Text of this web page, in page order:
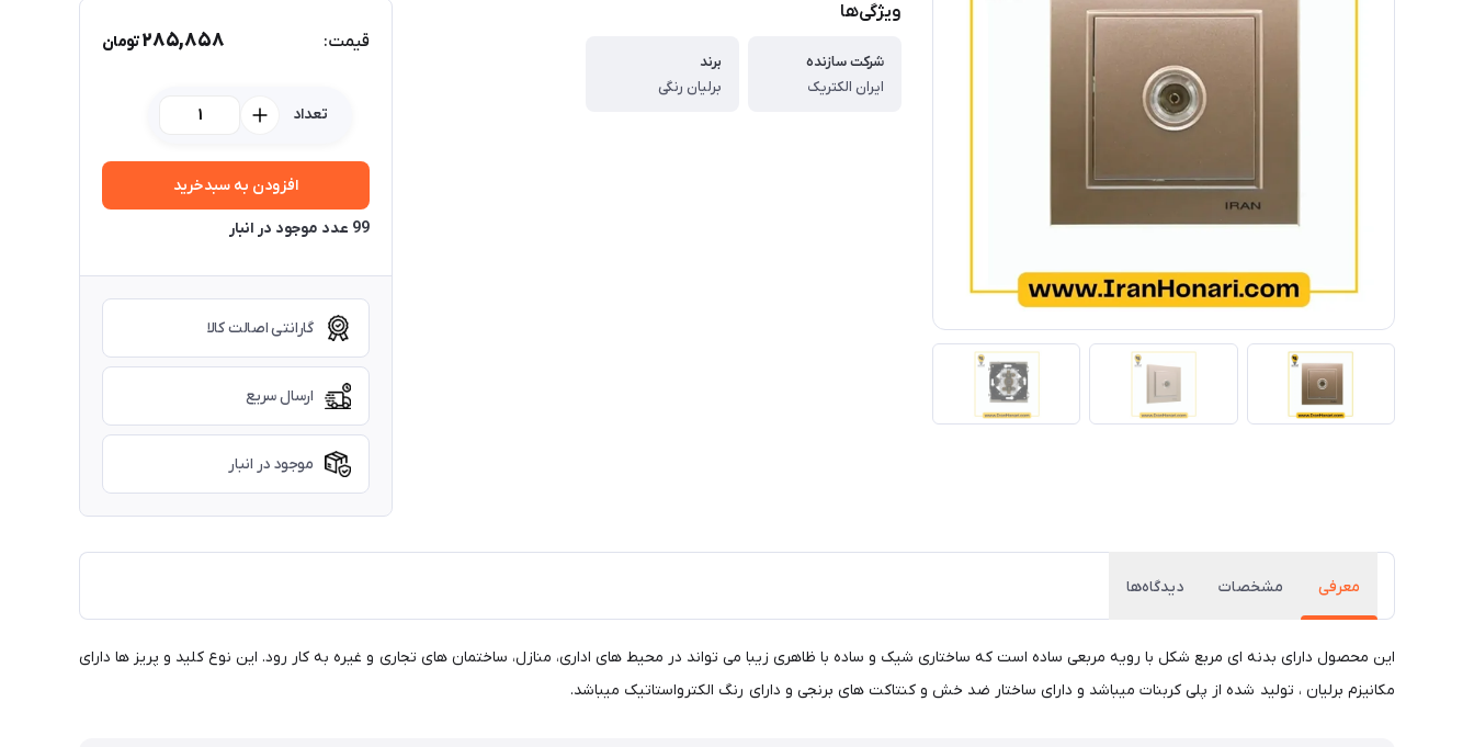
ویژگی‌ها
شرکت سازنده
ایران الکتریک
برند
برلیان رنگی
قیمت: 285,858تومان
تعداد
افزودن به سبدخرید
99 عدد موجود در انبار
گارانتی اصالت کالا
ارسال سریع
موجود در انبار
معرفی مشخصات دیدگاه‌ها
این محصول دارای بدنه ای مربع شکل با رویه مربعی ساده است که ساختاری شیک و ساده با ظاهری زیبا می تواند در محیط های اداری، منازل، ساختمان های تجاری و غیره به کار رود. این نوع کلید و پریز ها دارای
مکانیزم برلیان ، تولید شده از پلی کربنات میباشد و دارای ساختار ضد خش و کنتاکت های برنجی و دارای رنگ الکترواستاتیک میباشد.